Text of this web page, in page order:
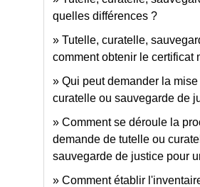
quelles différences ?
Tutelle, curatelle,
comment obtenir le certificat
Qui peut demander la
curatelle ou sauvegarde de
Comment se déroule la
demande de tutelle ou
sauvegarde de justice pour
Comment établir